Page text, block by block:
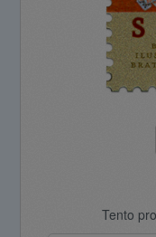
Tento